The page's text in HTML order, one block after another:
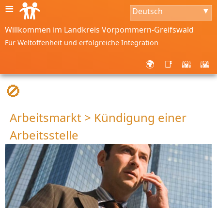
≡ Deutsch ▼
Willkommen im Landkreis Vorpommern-Greifswald
Für Weltoffenheit und erfolgreiche Integration
🌍 📑 🌇 🌇
🚫
Arbeitsmarkt > Kündigung einer
Arbeitsstelle